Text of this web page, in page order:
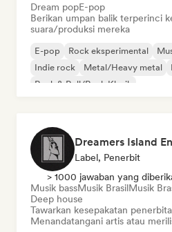
Dream popE-pop
Berikan umpan balik terperinci
suara/produksi mereka
E-pop Rock eksperimental
Indie rock
Metal/Heavy metal
Rock & Roll/Rock Klasik
Dreamers Island
Label, Penerbit
> 1000 jawaban yang
Musik bassMusik BrasilMusik
Deep house
Tawarkan kesepakatan
Menandatangani artis atau